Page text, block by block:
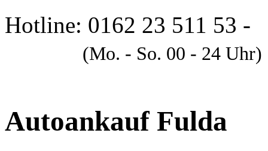
Hotline: 0162 23 511 53 -
(Mo. - So. 00 - 24 Uhr)
Autoankauf Fulda